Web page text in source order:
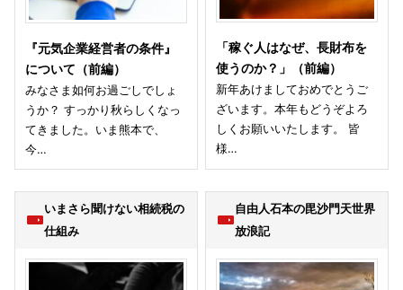
『元気企業経営者の条件』
について（前編）
みなさま如何お過ごしでしょ
うか？ すっかり秋らしくなっ
てきました。いま熊本で、
今…
「稼ぐ人はなぜ、長財布を
使うのか？」（前編）
新年あけましておめでとうご
ざいます。本年もどうぞよろ
しくお願いいたします。 皆
様…
いまさら聞けない相続税の
仕組み
自由人石本の毘沙門天世界
放浪記